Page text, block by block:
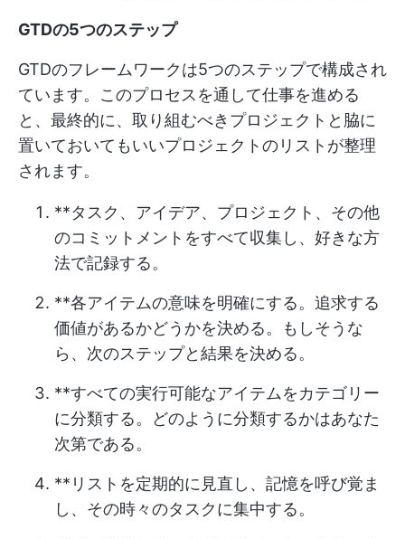
GTDの5つのステップ
GTDのフレームワークは5つのステップで構成され
ています。このプロセスを通して仕事を進める
と、最終的に、取り組むべきプロジェクトと脇に
置いておいてもいいプロジェクトのリストが整理
されます。
**タスク、アイデア、プロジェクト、その他
のコミットメントをすべて収集し、好きな方
法で記録する。
**各アイテムの意味を明確にする。追求する
価値があるかどうかを決める。もしそうな
ら、次のステップと結果を決める。
**すべての実行可能なアイテムをカテゴリー
に分類する。どのように分類するかはあなた
次第である。
**リストを定期的に見直し、記憶を呼び覚ま
し、その時々のタスクに集中する。